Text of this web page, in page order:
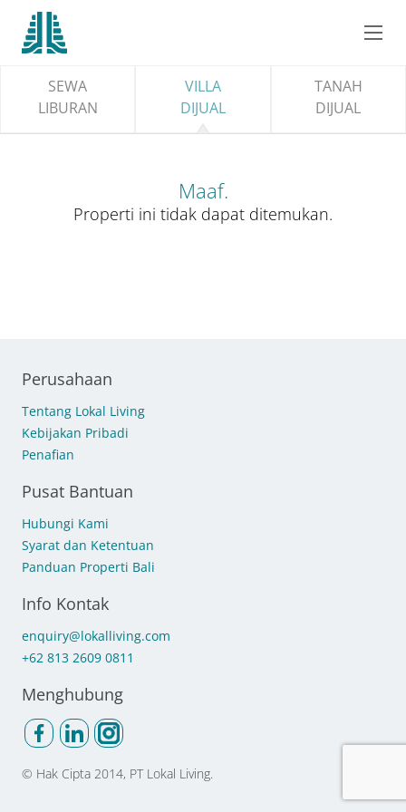
SEWA
LIBURAN
VILLA
DIJUAL
TANAH
DIJUAL
Maaf.
Properti ini tidak dapat ditemukan.
Perusahaan
Tentang Lokal Living
Kebijakan Pribadi
Penafian
Pusat Bantuan
Hubungi Kami
Syarat dan Ketentuan
Panduan Properti Bali
Info Kontak
enquiry@lokalliving.com
+62 813 2609 0811
Menghubung
© Hak Cipta 2014, PT Lokal Living.